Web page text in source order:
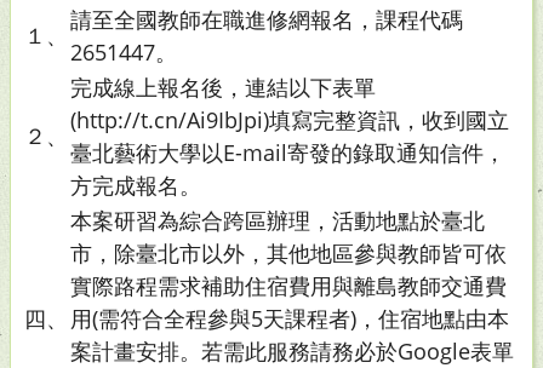
１、
請至全國教師在職進修網報名，課程代碼
2651447。
２、
完成線上報名後，連結以下表單
(http://t.cn/Ai9IbJpi)填寫完整資訊，收到國立
臺北藝術大學以E-mail寄發的錄取通知信件，
方完成報名。
四、
本案研習為綜合跨區辦理，活動地點於臺北
市，除臺北市以外，其他地區參與教師皆可依
實際路程需求補助住宿費用與離島教師交通費
用(需符合全程參與5天課程者)，住宿地點由本
案計畫安排。若需此服務請務必於Google表單